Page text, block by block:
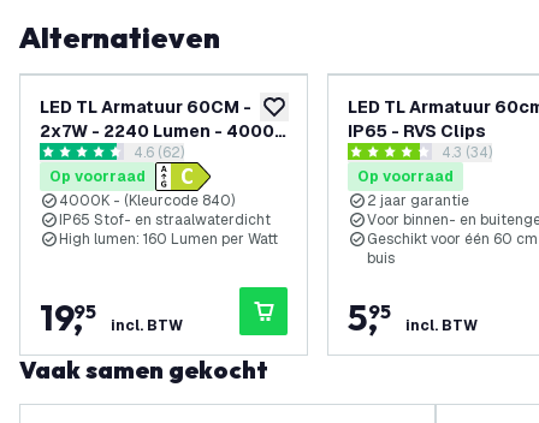
Alternatieven
toevoegen aan verlanglijst
LED TL Armatuur 60CM -
2x7W - 2240 Lumen - 4000K
- IP65 - Incl. LumiLEDs LED
TL
reviews drawer openen
4.6 score sterren4.6 (62)
Op voorraad
4000K - (Kleurcode 840)
IP65 Stof- en straalwaterdicht
High lumen: 160 Lumen per Watt
19,
95
incl. BTW
LED TL Armatuur
IP65 - RVS Clips
reviews
4.3 score sterren4.3 (34)
Op voorraad
2 jaar garantie
Voor binnen- en
Geschikt voor één 60 cm
buis
5,
95
incl. BTW
Vaak samen gekocht